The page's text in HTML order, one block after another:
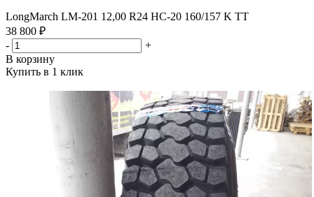
LongMarch LM-201 12,00 R24 HC-20 160/157 K TT
38 800 ₽
-
+
В корзину
Купить в 1 клик